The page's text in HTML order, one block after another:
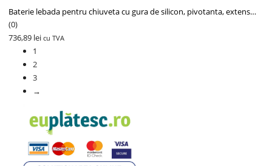
Baterie lebada pentru chiuveta cu gura de silicon, pivotanta, extensibila, galben 82693A
(0)
736,89 lei cu TVA
1
2
3
→